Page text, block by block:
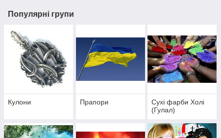
Популярні групи
Кулони Прапори
Сухі фарби Холі
(Гулал)